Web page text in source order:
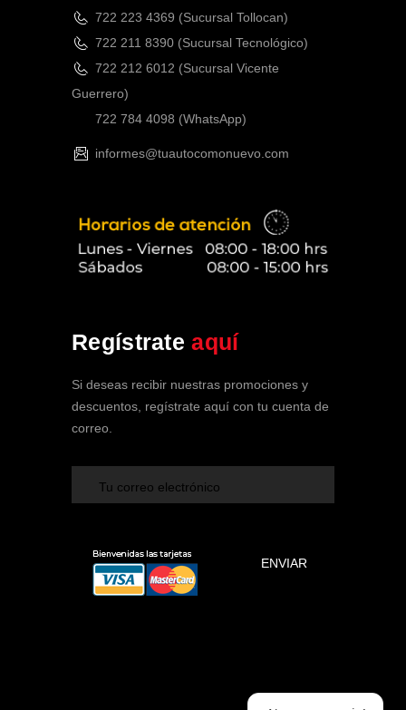
722 223 4369 (Sucursal Tollocan)
722 211 8390 (Sucursal Tecnológico)
722 212 6012 (Sucursal Vicente
Guerrero)
722 784 4098 (WhatsApp)
informes@tuautocomonuevo.com
Regístrateaquí
Si deseas recibir nuestras promociones y
descuentos, regístrate aquí con tu cuenta de
correo.
Soy tu Asistente de SPA Clínica
Vehicular